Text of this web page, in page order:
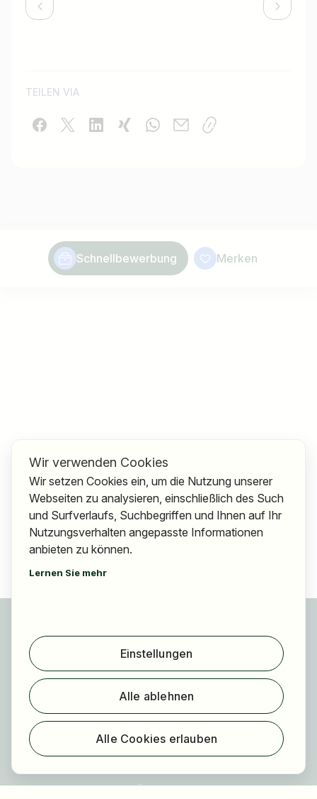
TEILEN VIA
Schnellbewerbung Merken
Jobs finden
Arbeitgeber finden
Registrierung
Für Arbeitgeber
Über uns
Wir verwenden Cookies
Wir setzen Cookies ein, um die Nutzung unserer
Webseiten zu analysieren, einschließlich des Such
und Surfverlaufs, Suchbegriffen und Ihnen auf Ihr
Nutzungsverhalten angepasste Informationen
anbieten zu können.
Lernen Sie mehr
Einstellungen
Alle ablehnen
Alle Cookies erlauben